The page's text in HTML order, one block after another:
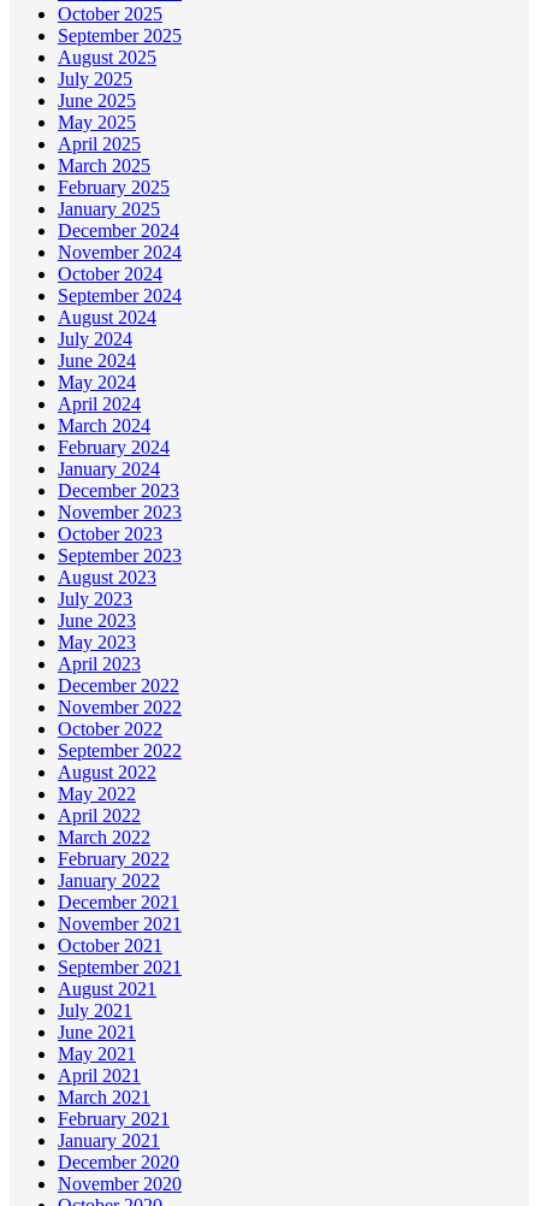
October 2025
September 2025
August 2025
July 2025
June 2025
May 2025
April 2025
March 2025
February 2025
January 2025
December 2024
November 2024
October 2024
September 2024
August 2024
July 2024
June 2024
May 2024
April 2024
March 2024
February 2024
January 2024
December 2023
November 2023
October 2023
September 2023
August 2023
July 2023
June 2023
May 2023
April 2023
December 2022
November 2022
October 2022
September 2022
August 2022
May 2022
April 2022
March 2022
February 2022
January 2022
December 2021
November 2021
October 2021
September 2021
August 2021
July 2021
June 2021
May 2021
April 2021
March 2021
February 2021
January 2021
December 2020
November 2020